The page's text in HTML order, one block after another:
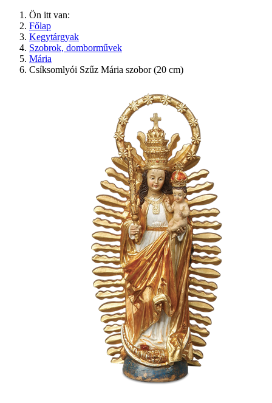
Ön itt van:
Főlap
Kegytárgyak
Szobrok, domborművek
Mária
Csíksomlyói Szűz Mária szobor (20 cm)